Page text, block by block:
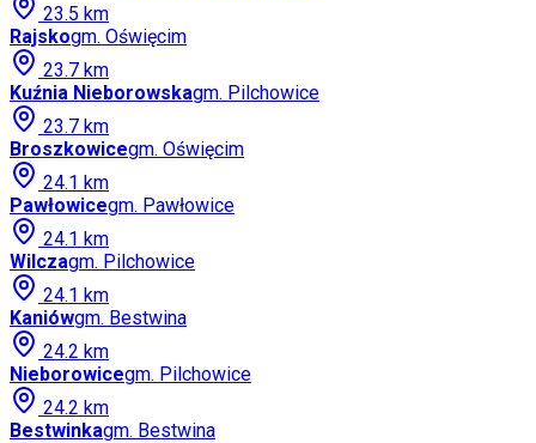
23.5 km
Rajskogm. Oświęcim
23.7 km
Kuźnia Nieborowskagm. Pilchowice
23.7 km
Broszkowicegm. Oświęcim
24.1 km
Pawłowicegm. Pawłowice
24.1 km
Wilczagm. Pilchowice
24.1 km
Kaniówgm. Bestwina
24.2 km
Nieborowicegm. Pilchowice
24.2 km
Bestwinkagm. Bestwina